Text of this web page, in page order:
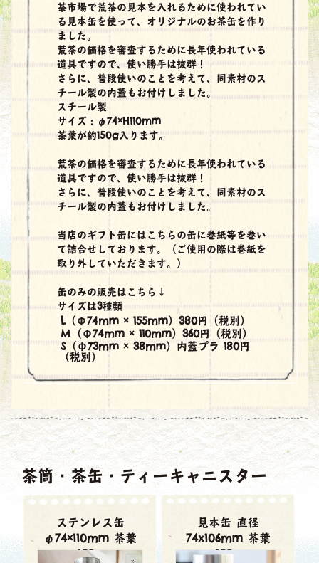
茶市場で荒茶の見本を入れるために使われてい
る見本缶を使って、オリジナルのお茶缶を作り
ました。
荒茶の価格を審査するために長年使われている
道具ですので、使い勝手は抜群！
さらに、普段使いのことを考えて、同素材のス
チール製の内蓋もお付けしました。
スチール製
サイズ：φ74×H110mm
茶葉が約150g入ります。
荒茶の価格を審査するために長年使われている
道具ですので、使い勝手は抜群！
さらに、普段使いのことを考えて、同素材のス
チール製の内蓋もお付けしました。
当店のギフト缶にはこちらの缶に巻紙等を巻い
て詰合せしております。（ご使用の際は巻紙を
取り外していただきます。）
缶のみの販売はこちら↓
サイズは3種類
L（Φ74mm × 155mm）380円（税別）
M（Φ74mm × 110mm）360円（税別）
S（Φ73mm × 38mm）内蓋プラ 180円
（税別）
茶筒・茶缶・ティーキャニスター
ステンレス缶
φ74×110mm 茶葉
150g
見本缶 直径
74x106mm 茶葉
150g